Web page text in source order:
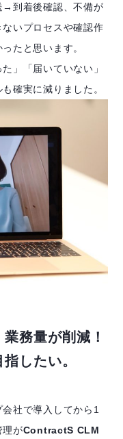
→到着後確認、不備が
いプロセスや確認作
たと思います。
」「届いていない」
確実に減りました。
務量が削減！
したい。
会社で導入してから1
理がContractS CLM